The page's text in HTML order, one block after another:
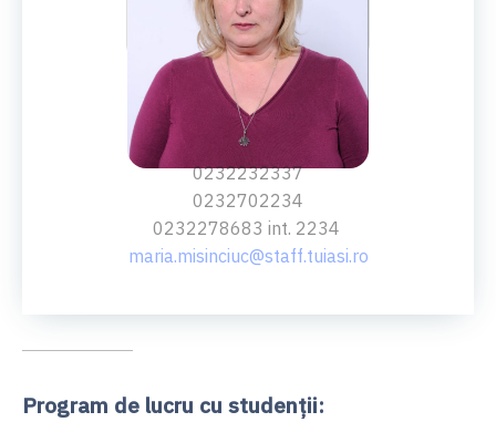
SECRETAR
ing. Maria Misinciuc
0232232337
0232702234
0232278683 int. 2234
maria.misinciuc@staff.tuiasi.ro
Program de lucru cu studenţii: